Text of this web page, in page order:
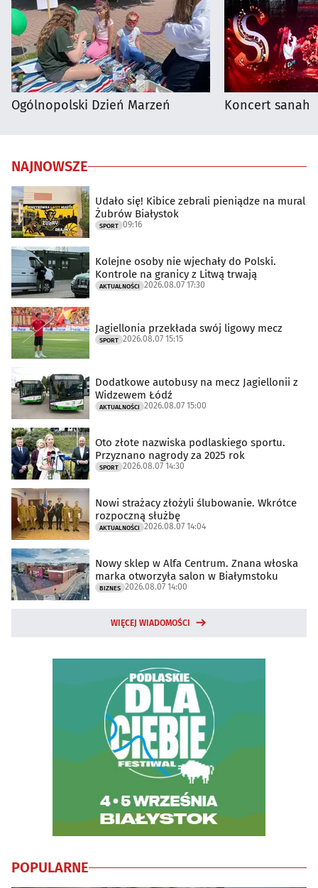
Ogólnopolski Dzień Marzeń Koncert sanah
NAJNOWSZE
Udało się! Kibice zebrali pieniądze na mural
Żubrów Białystok
SPORT 09:16
Kolejne osoby nie wjechały do Polski.
Kontrole na granicy z Litwą trwają
AKTUALNOŚCI 2026.08.07 17:30
Jagiellonia przekłada swój ligowy mecz
SPORT 2026.08.07 15:15
Dodatkowe autobusy na mecz Jagiellonii z
Widzewem Łódź
AKTUALNOŚCI 2026.08.07 15:00
Oto złote nazwiska podlaskiego sportu.
Przyznano nagrody za 2025 rok
SPORT 2026.08.07 14:30
Nowi strażacy złożyli ślubowanie. Wkrótce
rozpoczną służbę
AKTUALNOŚCI 2026.08.07 14:04
Nowy sklep w Alfa Centrum. Znana włoska
marka otworzyła salon w Białymstoku
BIZNES 2026.08.07 14:00
WIĘCEJ WIADOMOŚCI
POPULARNE